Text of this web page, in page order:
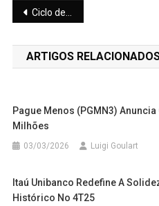
Navegação
de
Post
Ciclo de maturação: RBIR11 pagará amortização de R$ 6,86
ARTIGOS
Pague Menos (PGMN3)
Milhões
03/03/2026 Luigi Goulart
Itaú Unibanco Redefine A
Histórico No 4T25